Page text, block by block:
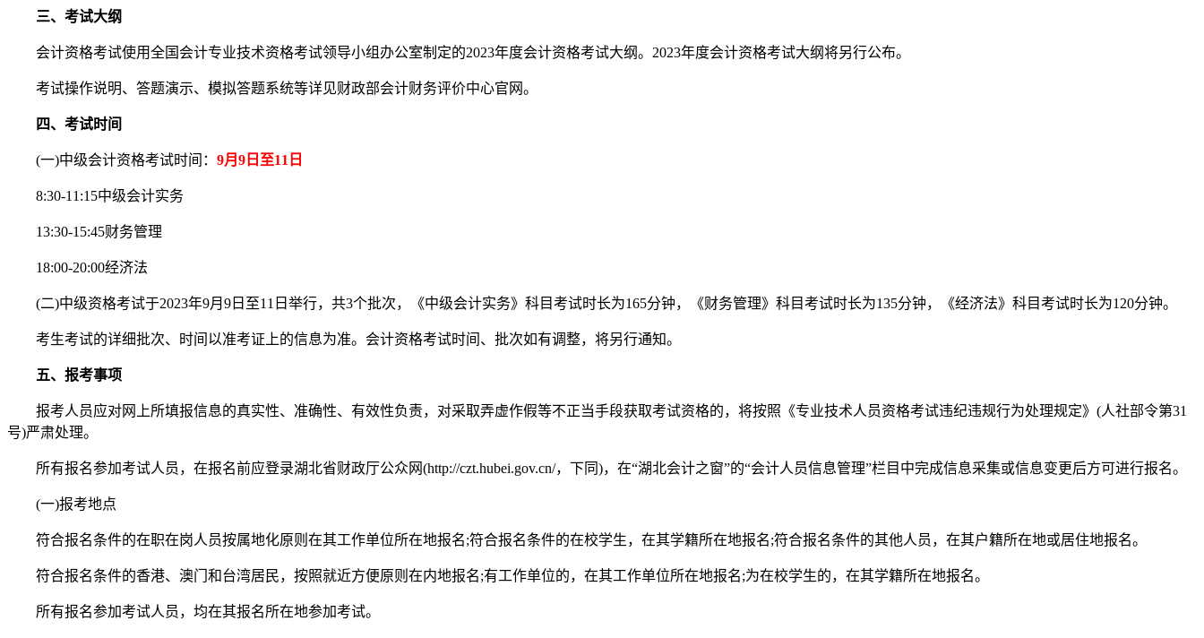
三、考试大纲
会计资格考试使用全国会计专业技术资格考试领导小组办公室制定的2023年度会计资格考试大纲。2023年度会计资格考试大纲将另行公布。
考试操作说明、答题演示、模拟答题系统等详见财政部会计财务评价中心官网。
四、考试时间
(一)中级会计资格考试时间： 9月9日至11日
8:30-11:15中级会计实务
13:30-15:45财务管理
18:00-20:00经济法
(二)中级资格考试于2023年9月9日至11日举行，共3个批次，《中级会计实务》科目考试时长为165分钟，《财务管理》科目考试时长为135分钟，《经济法》科目考试时长为120分钟。
考生考试的详细批次、时间以准考证上的信息为准。会计资格考试时间、批次如有调整，将另行通知。
五、报考事项
报考人员应对网上所填报信息的真实性、准确性、有效性负责，对采取弄虚作假等不正当手段获取考试资格的，将按照《专业技术人员资格考试违纪违规行为处理规定》(人社部令第31
号)严肃处理。
所有报名参加考试人员，在报名前应登录湖北省财政厅公众网(http://czt.hubei.gov.cn/，下同)，在“湖北会计之窗”的“会计人员信息管理”栏目中完成信息采集或信息变更后方可进行报名。
(一)报考地点
符合报名条件的在职在岗人员按属地化原则在其工作单位所在地报名;符合报名条件的在校学生，在其学籍所在地报名;符合报名条件的其他人员，在其户籍所在地或居住地报名。
符合报名条件的香港、澳门和台湾居民，按照就近方便原则在内地报名;有工作单位的，在其工作单位所在地报名;为在校学生的，在其学籍所在地报名。
所有报名参加考试人员，均在其报名所在地参加考试。